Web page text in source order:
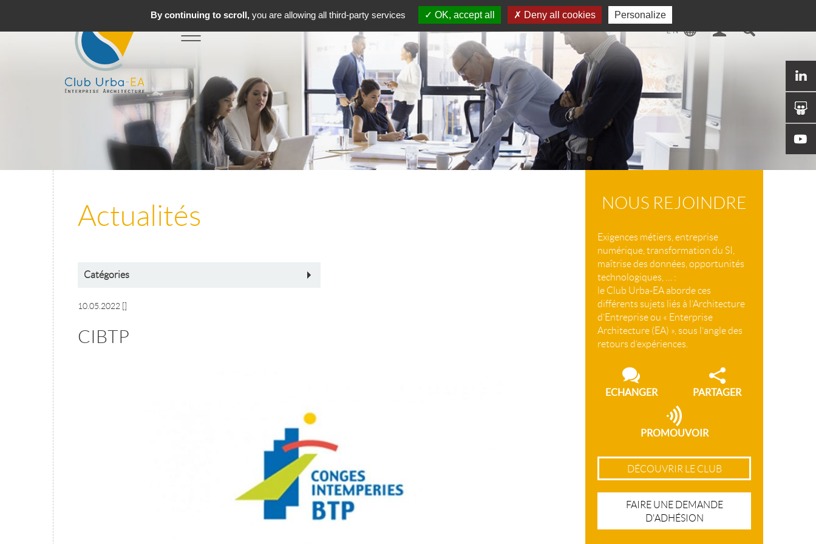
Toggle
navigation
Actualités
Catégories
10.05.2022 []
CIBTP
NOUS REJOINDRE
Exigences métiers, entreprise
numérique, transformation du SI,
maîtrise des données, opportunités
technologiques, … :
le Club Urba-EA aborde ces
différents sujets liés à l’Architecture
d’Entreprise ou « Enterprise
Architecture (EA) », sous l’angle des
retours d’expériences.
ECHANGER PARTAGER
PROMOUVOIR
DÉCOUVRIR LE CLUB
FAIRE UNE DEMANDE
D'ADHÉSION
By continuing to scroll,you are allowing all third-party services OK, accept all Deny all cookies Personalize